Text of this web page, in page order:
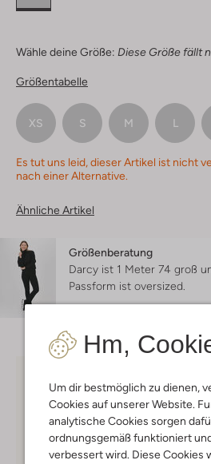
Hm,
Um dir bestmöglich zu dienen,
Cookies auf unserer Website.
analytische Cookies sorgen
ordnungsgemäß funktioniert
verbessert wird. Diese Cookies
Wähle deine Größe: Diese Größe fällt
Größentabelle
XS S M L
Es tut uns leid, dieser Artikel ist nicht
nach einer Alternative.
Ähnliche Artikel
Größenberatung
Darcy ist 1 Meter 74 groß
Passform ist oversized
Kostenloser Versandab € 75 für
Mitglieder in Deutschland
Kauf auf Rechnung 30 Tagen